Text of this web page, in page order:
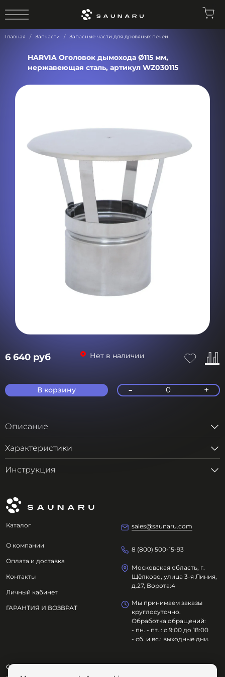
Главная Запчасти Запасные части для дровяных печей
HARVIA Оголовок дымохода Ø115 мм,
нержавеющая сталь, артикул WZ030115
6 640 руб Нет в наличии
В корзину - 0 +
Описание
Характеристики
Инструкция
Каталог
О компании
Оплата и доставка
Контакты
Личный кабинет
ГАРАНТИЯ И ВОЗВРАТ
sales@saunaru.com
8 (800) 500-15-93
Московская область, г.
Щёлково, улица 3-я Линия,
д.27, Ворота:4
Мы принимаем заказы
круглосуточно.
Обработка обращений:
- пн. - пт. : с 9:00 до 18:00
- сб. и вс.: выходные дни.
ООО "ОЗДОРОВИТЕЛЬНЫЕ ТЕХНОЛОГИИ"